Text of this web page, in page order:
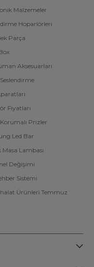
Malzemeler
Hoparlörleri
Parça
Aksesuarları
Fiyatları
Prizler
Led Bar
Masa Lambası
Değişimi
Sistemi
Ürünleri Temmuz